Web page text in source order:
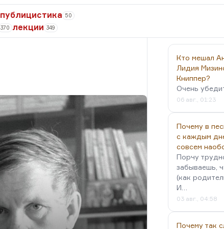
публицистика 50
370 лекции 349
Кто мешал
Лидия
Книппер?
Очень
06 авг., 01:23
Почему в
с каждым
совсем
Порчу
забываешь,
(как
И…
03 авг., 04:58
Почему так